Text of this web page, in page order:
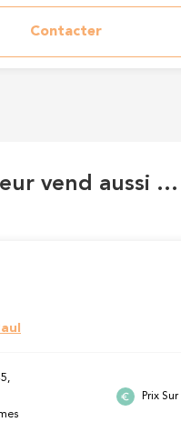
Contacter
vend aussi …
Prix